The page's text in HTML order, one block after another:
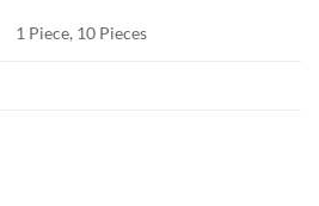
1 Piece, 10 Pieces